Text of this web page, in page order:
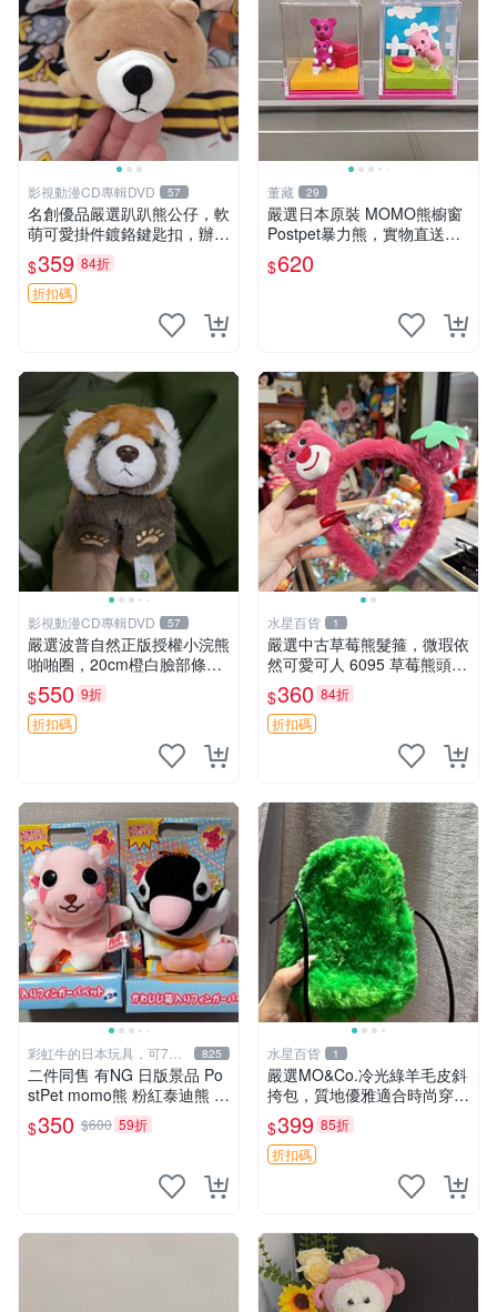
影視動漫CD專輯DVD 57
名創優品嚴選趴趴熊公仔，軟
萌可愛掛件鍍鉻鍵匙扣，辦公
放松好選擇 趴趴熊 鍍鉻鍵匙
扣 萬用掛件
$359 84折
折扣碼
董藏 29
嚴選日本原裝 MOMO熊櫥窗
Postpet暴力熊，實物直送新
臺灣。MOMO熊 暴力熊 熊貓
櫥窗
$620
影視動漫CD專輯DVD 57
嚴選波普自然正版授權小浣熊
啪啪圈，20cm橙白臉部條紋
清晰，毛絨超萌贈品推薦。
小浣熊 波普 圈環
$550 9折
折扣碼
水星百貨 1
嚴選中古草莓熊髮箍，微瑕依
然可愛可人 6095 草莓熊頭飾
中古髮圈 熊寶 寶寶 娃娃熊髮
箍 中古收藏 玩具髮夾
$360 84折
折扣碼
彩虹牛的日本玩具，可7取
付
825
二件同售 有NG 日版景品 Po
stPet momo熊 粉紅泰迪熊 妹
妹 comomo 企鵝 娃娃 布偶
手指頭 娃娃
$350 $600 59折
水星百貨 1
嚴選MO&Co.冷光綠羊毛皮斜
挎包，質地優雅適合時尚穿搭
冷光綠 皮包 斜挎包
$399 85折
折扣碼